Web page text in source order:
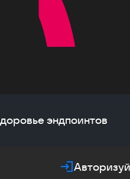
эндпоинтов